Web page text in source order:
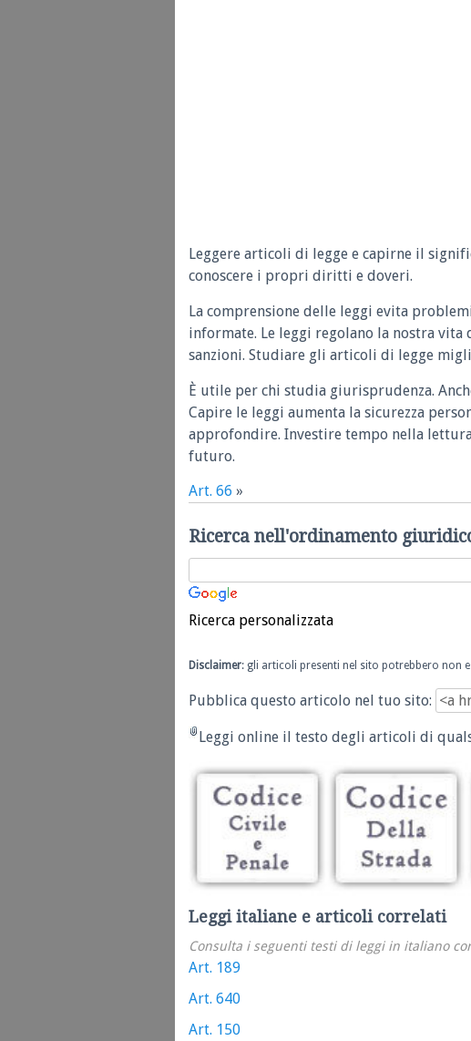
Leggere articoli di legge e capirne il
conoscere i propri diritti e doveri.
La comprensione delle leggi evita
informate. Le leggi regolano la nostra
sanzioni. Studiare gli articoli di legge
È utile per chi studia giurisprudenza.
Capire le leggi aumenta la sicurezza
approfondire. Investire tempo nella
futuro.
Art. 66 »
Ricerca nell'ordinamento
Ricerca personalizzata
Disclaimer: gli articoli presenti nel sito potrebbero non
Pubblica questo articolo nel tuo sito:
Leggi online il testo degli articoli di
Leggi italiane e articoli correlati
Consulta i seguenti testi di leggi in italiano
Art. 189
Art. 640
Art. 150